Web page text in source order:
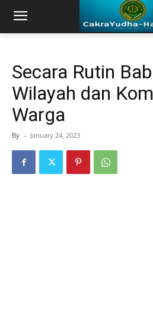
Secara Rutin
Wilayah dan
Warga
By - January 24, 2023